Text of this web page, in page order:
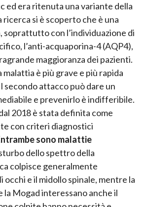
ed era ritenuta una variante della
ricerca si è scoperto che è una
soprattutto con l’individuazione di
l’anti-acquaporina-4 (AQP4),
maggioranza dei pazienti.
malattia è più grave e più rapida
secondo attacco può dare un
e prevenirlo è indifferibile.
2018 è stata definita come
con criteri diagnostici
sono malattie
dello spettro della
colpisce generalmente
occhi e il midollo spinale, mentre la
la Mogad interessano anche il